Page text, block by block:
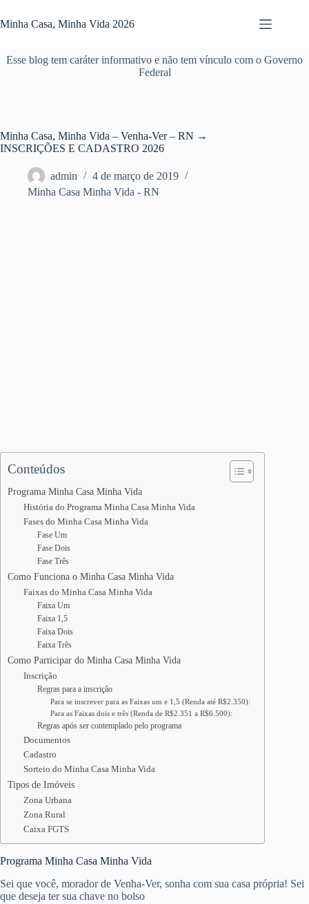
para
o
Minha Casa, Minha Vida 2026
Esse blog tem caráter informativo e não tem vínculo com o Governo
Federal
Minha Casa, Minha Vida – Venha-Ver – RN →
INSCRIÇÕES E CADASTRO 2026
admin
4 de março de 2019
Minha Casa Minha Vida - RN
Conteúdos
Programa Minha Casa Minha Vida
História do Programa Minha Casa Minha Vida
Fases do Minha Casa Minha Vida
Fase Um
Fase Dois
Fase Três
Como Funciona o Minha Casa Minha Vida
Faixas do Minha Casa Minha Vida
Faixa Um
Faixa 1,5
Faixa Dois
Faixa Três
Como Participar do Minha Casa Minha Vida
Inscrição
Regras para a inscrição
Para se inscrever para as Faixas um e 1,5 (Renda até R$2.350):
Para as Faixas dois e três (Renda de R$2.351 a R$6.500):
Regras após ser contemplado pelo programa
Documentos
Cadastro
Sorteio do Minha Casa Minha Vida
Tipos de Imóveis
Zona Urbana
Zona Rural
Caixa FGTS
Programa Minha Casa Minha Vida
Sei que você, morador de Venha-Ver, sonha com sua casa própria! Sei
que deseja ter sua chave no bolso